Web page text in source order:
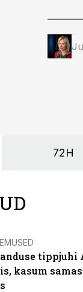
72H
tippjuhi
kasum